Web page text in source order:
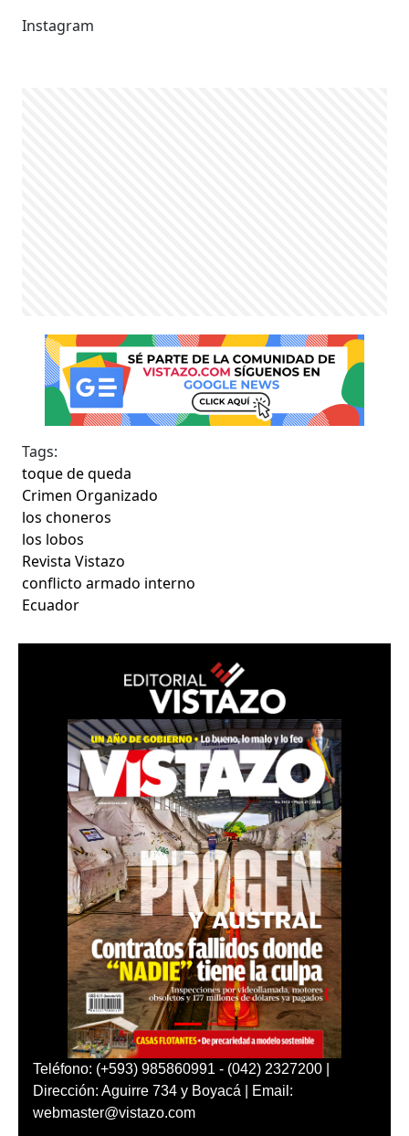
Instagram
Tags:
toque de queda
Crimen Organizado
los choneros
los lobos
Revista Vistazo
conflicto armado interno
Ecuador
Teléfono: (+593) 985860991 - (042) 2327200 |
Dirección: Aguirre 734 y Boyacá | Email:
webmaster@vistazo.com